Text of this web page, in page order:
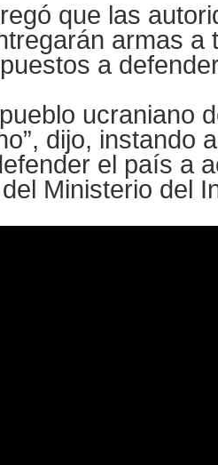
que las
armas a
a
ucraniano
dijo, instando
el país a
Ministerio del